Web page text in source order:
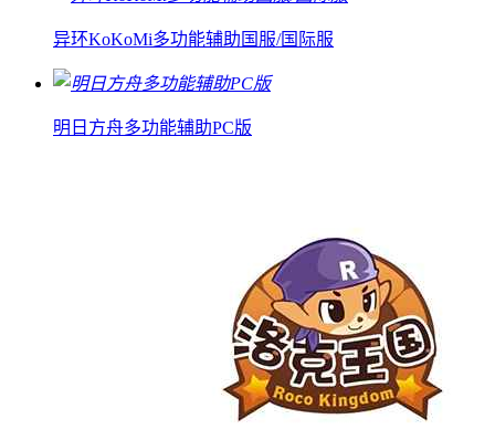
异环KoKoMi多功能辅助国服/国际服
明日方舟多功能辅助PC版